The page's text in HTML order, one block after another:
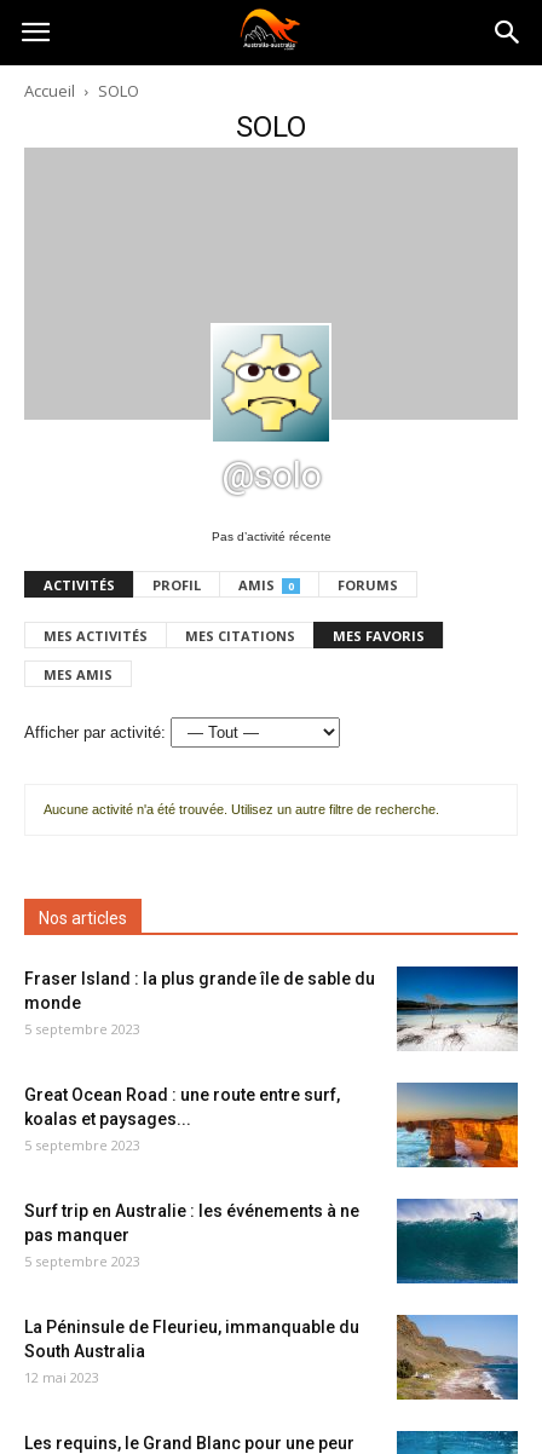
Australia-
australie.com
Accueil SOLO
SOLO
@solo
Pas d’activité récente
ACTIVITÉS PROFIL AMIS 0 FORUMS
MES ACTIVITÉS MES CITATIONS MES FAVORIS
MES AMIS
Afficher par activité:
Aucune activité n'a été trouvée. Utilisez un autre filtre de recherche.
Nos articles
Fraser Island : la plus grande île de sable du
monde
5 septembre 2023
Great Ocean Road : une route entre surf,
koalas et paysages...
5 septembre 2023
Surf trip en Australie : les événements à ne
pas manquer
5 septembre 2023
La Péninsule de Fleurieu, immanquable du
South Australia
12 mai 2023
Les requins, le Grand Blanc pour une peur